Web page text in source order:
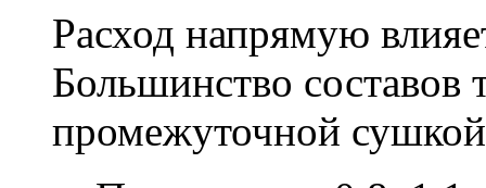
Расход напрямую
Большинство составов
промежуточной